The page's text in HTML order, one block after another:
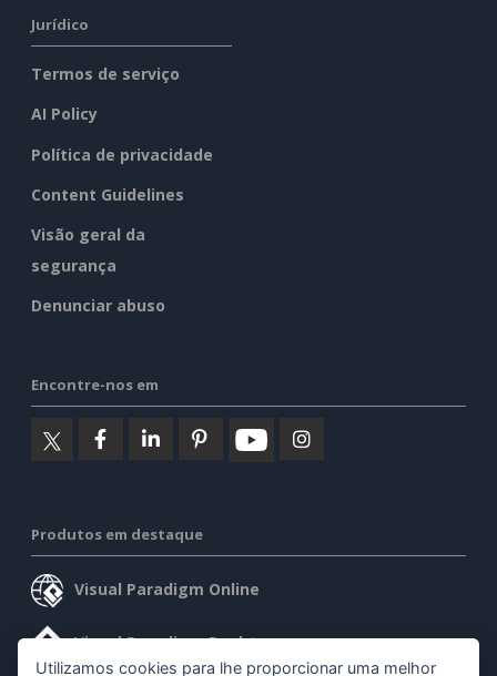
Jurídico
Termos de serviço
AI Policy
Política de privacidade
Content Guidelines
Visão geral da
segurança
Denunciar abuso
Encontre-nos em
Produtos em destaque
Visual Paradigm Online
Visual Paradigm Desktop
Utilizamos cookies para lhe proporcionar uma melhor